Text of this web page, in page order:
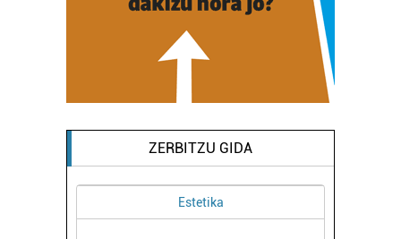
ZERBITZU GIDA
Arropa dendak